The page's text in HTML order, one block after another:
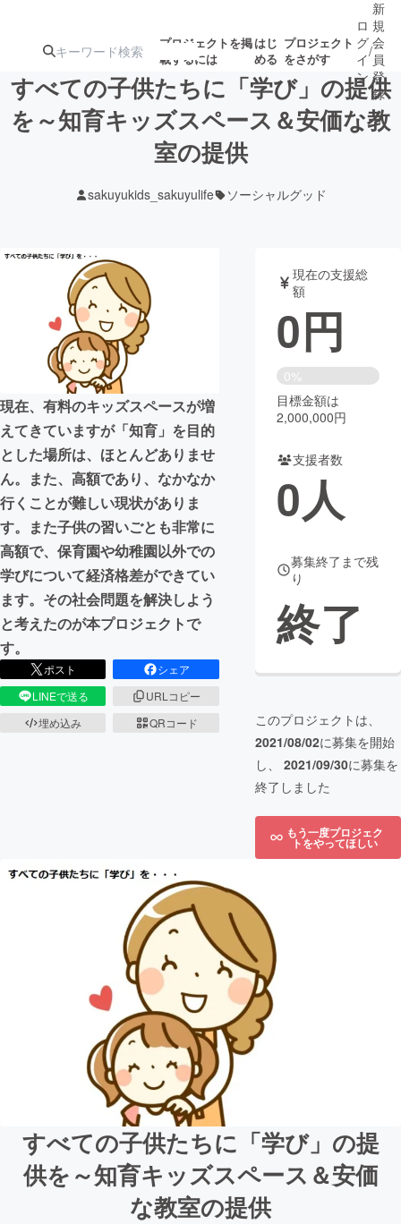
プロジェクトを掲
載するには
はじ
める
プロジェクト
をさがす
注目の新着プロ募集終了が近いプ
テクノロジー・ガジェット
映像・映画 書籍・雑誌
ビジネス・起業 チャレンジ
まちづくり・地域活性化
CAMPFIRE for Social Good
CAMPFIRE Creation
CAMPFIREふるさと納税
コミュニティ
ロ
グ
イ
ン
/
新
規
会
員
登
録
すべての子供たちに「学び」の提供
を～知育キッズスペース＆安価な教
室の提供
sakuyukids_sakuyulife ソーシャルグッド
現在、有料のキッズスペースが増
えてきていますが「知育」を目的
とした場所は、ほとんどありませ
ん。また、高額であり、なかなか
行くことが難しい現状がありま
す。また子供の習いごとも非常に
高額で、保育園や幼稚園以外での
学びについて経済格差ができてい
ます。その社会問題を解決しよう
と考えたのが本プロジェクトで
す。
ポスト
シェア
LINEで送る
URLコピー
埋め込み
QRコード
現在の支援総
額
0円
0%
目標金額は
2,000,000円
支援者数
0人
募集終了まで残
り
終了
このプロジェクトは、
2021/08/02に募集を開始
し、 2021/09/30に募集を
終了しました
もう一度プロジェク
トをやってほしい
すべての子供たちに「学び」の提
供を～知育キッズスペース＆安価
な教室の提供